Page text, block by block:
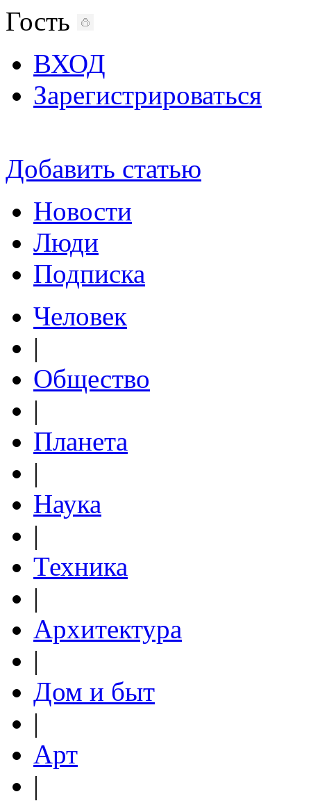
Гость
ВХОД
Зарегистрироваться
Добавить статью
Новости
Люди
Подписка
Человек
|
Общество
|
Планета
|
Наука
|
Техника
|
Архитектура
|
Дом и быт
|
Арт
|